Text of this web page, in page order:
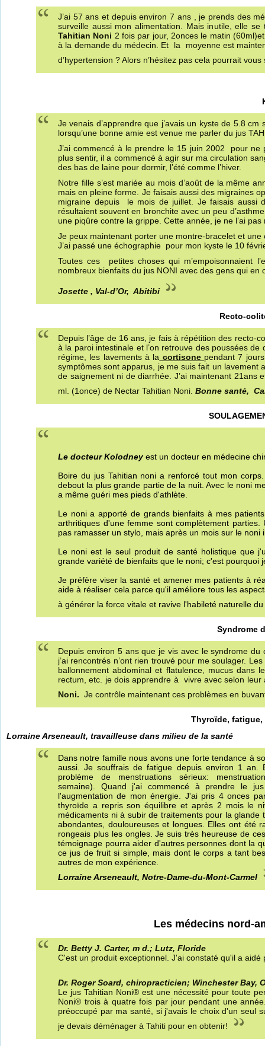
J’ai 57 ans et depuis environ 7 ans , je prends des
surveille aussi mon alimentation. Mais inutile, elle
Tahitian Noni 2 fois par jour, 2onces le matin
à la demande du médecin. Et la moyenne est
d’hypertension ? Alors n’hésitez pas cela pourrait
Je venais d’apprendre que j’avais un kyste de 5.8
lorsqu’une bonne amie est venue me parler du jus
J’ai commencé à le prendre le 15 juin 2002 pour
plus sentir, il a commencé à agir sur ma circulation
des bas de laine pour dormir, l’été comme l’hiver.
Notre fille s’est mariée au mois d’août de la même
mais en pleine forme. Je faisais aussi des migraines
migraine depuis le mois de juillet. Je faisais aussi
résultaient souvent en bronchite avec un peu
une piqûre contre la grippe. Cette année, je ne l’ai
Je peux maintenant porter une montre-bracelet et
J’ai passé une échographie pour mon kyste le 10
Toutes ces petites choses qui m’empoisonnaient
nombreux bienfaits du jus NONI avec des gens qui en
Josette , Val-d’Or, Abitibi
Recto-
Depuis l’âge de 16 ans, je fais à répétition des recto-
à la paroi intestinale et l’on retrouve des poussées
régime, les lavements à la cortisone pendant 7
symptômes sont apparus, je me suis fait un lavement
de saignement ni de diarrhée. J’ai maintenant 21ans
ml. (1once) de Nectar Tahitian Noni. Bonne santé,
Le docteur Kolodneyest un docteur en médecine
Boire du jus Tahitian noni a renforcé tout mon
debout la plus grande partie de la nuit. Avec le noni
a même guéri mes pieds d'athlète.
Le noni a apporté de grands bienfaits à mes
arthritiques d'une femme sont complètement
pas ramasser un stylo, mais après un mois sur le
Le noni est le seul produit de santé holistique que
grande variété de bienfaits que le noni; c'est pourquoi
Je préfère viser la santé et amener mes patients à
aide à réaliser cela parce qu'il améliore tous les
à générer la force vitale et ravive l'habileté naturelle
Syndrome
Depuis environ 5 ans que je vis avec le syndrome
j’ai rencontrés n’ont rien trouvé pour me soulager.
ballonnement abdominal et flatulence, mucus dans
rectum, etc. je dois apprendre à vivre avec selon leur
Noni. Je contrôle maintenant ces problèmes en
Thyroïde,
Lorraine Arseneault, travailleuse dans milieu de la santé
Dans notre famille nous avons une forte tendance à
aussi. Je souffrais de fatigue depuis environ 1
problème de menstruations sérieux:
semaine). Quand j'ai commencé à prendre le
l'augmentation de mon énergie. J'ai pris 4 onces
thyroïde a repris son équilibre et après 2 mois le
médicaments ni à subir de traitements pour la
abondantes, douloureuses et longues. Elles ont
rongeais plus les ongles. Je suis très heureuse de
témoignage pourra aider d'autres personnes dont la
ce jus de fruit si simple, mais dont le corps a tant
autres de mon expérience.
Lorraine Arseneault, Notre-Dame-du-Mont-Carmel
Les médecins nord-
Dr. Betty J. Carter, m d.; Lutz, Floride
C'est un produit exceptionnel. J'ai constaté qu'il a
Dr. Roger Soard, chiropracticien; Winchester Bay,
Le jus Tahitian Noni® est une nécessité pour toute
Noni® trois à quatre fois par jour pendant une
préoccupé par ma santé, si j'avais le choix d'un seul
je devais déménager à Tahiti pour en obtenir!